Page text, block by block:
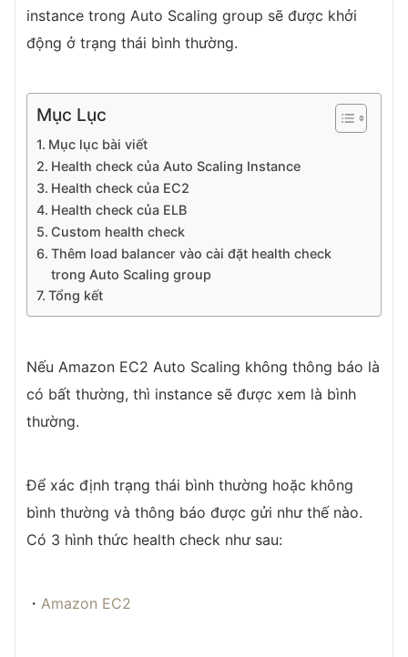
instance trong Auto Scaling group sẽ được khởi
động ở trạng thái bình thường.
Mục Lục
Mục lục bài viết
Health check của Auto Scaling Instance
Health check của EC2
Health check của ELB
Custom health check
Thêm load balancer vào cài đặt health check
trong Auto Scaling group
Tổng kết
Nếu Amazon EC2 Auto Scaling không thông báo là
có bất thường, thì instance sẽ được xem là bình
thường.
Để xác định trạng thái bình thường hoặc không
bình thường và thông báo được gửi như thế nào.
Có 3 hình thức health check như sau:
・ Amazon EC2